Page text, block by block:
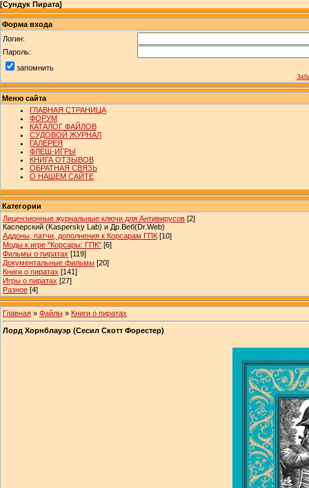
[Сундук Пирата]
Форма входа
Логин:
Пароль:
запомнить
Меню сайта
ГЛАВНАЯ СТРАНИЦА
ФОРУМ
КАТАЛОГ ФАЙЛОВ
СУДОВОЙ ЖУРНАЛ
ГАЛЕРЕЯ
ФЛЕШ-ИГРЫ
КНИГА ОТЗЫВОВ
ОБРАТНАЯ СВЯЗЬ
О НАШЕМ САЙТЕ
Категории
Лицензионные журнальные ключи для Антивирусов [2]
Касперский (Kaspersky Lab) и Др.Веб(Dr.Web)
Аддоны, патчи, дополнения к Корсарам ГПК [10]
Моды к игре "Корсары: ГПК" [6]
Фильмы о пиратах [119]
Документальные фильмы [20]
Книги о пиратах [141]
Игры о пиратах [27]
Разное [4]
Главная » Файлы » Книги о пиратах
Лорд Хорнблауэр (Сесил Скотт Форестер)